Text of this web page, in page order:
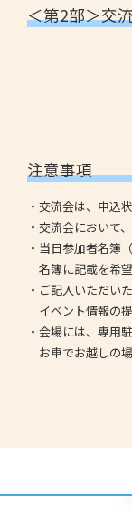
＜第2部＞交
注意事項
・交流会は、申込
・交流会において
・当日参加者名簿
名簿に記載を希
・ご記入いただい
イベント情報の
・会場には、専用
お車でお越しの